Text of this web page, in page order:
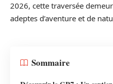
2026, cette traversée
adeptes d’aventure et de
Sommaire